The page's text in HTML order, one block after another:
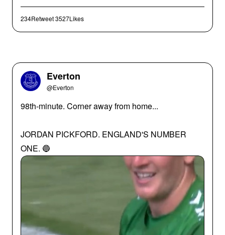
234Retweet3527Likes
Everton
@Everton
98th-minute. Corner away from home...
JORDAN PICKFORD. ENGLAND'S NUMBER
ONE. 🔵